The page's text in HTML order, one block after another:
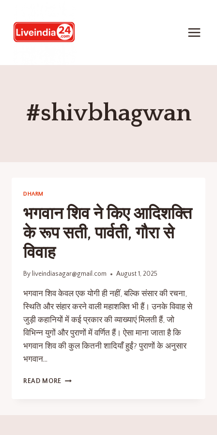
#shivbhagwan
DHARM
भगवान शिव ने किए आदिशक्ति
के रूप सती, पार्वती, गौरा से
विवाह
By liveindiasagar@gmail.com August 1, 2025
भगवान शिव केवल एक योगी ही नहीं, बल्कि संसार की रचना,
स्थिति और संहार करने वाली महाशक्ति भी हैं। उनके विवाह से
जुड़ी कहानियों में कई प्रकार की व्याख्याएं मिलती हैं, जो
विभिन्न युगों और पुराणों में वर्णित हैं। ऐसा माना जाता है कि
भगवान शिव की कुल कितनी शादियाँ हुईं? पुराणों के अनुसार
भगवान…
READ MORE